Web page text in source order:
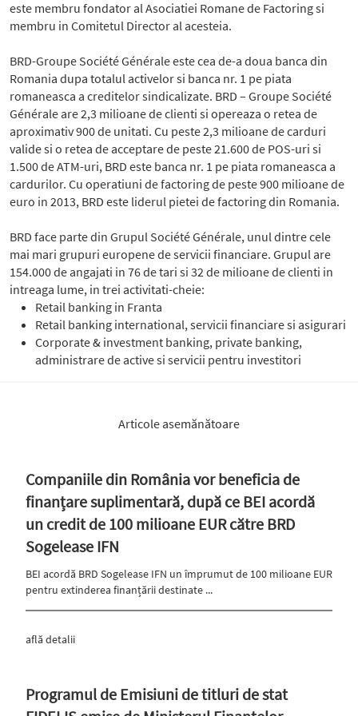
este membru fondator al Asociatiei Romane de Factoring si
membru in Comitetul Director al acesteia.
BRD-Groupe Société Générale este cea de-a doua banca din
Romania dupa totalul activelor si banca nr. 1 pe piata
romaneasca a creditelor sindicalizate. BRD – Groupe Société
Générale are 2,3 milioane de clienti si opereaza o retea de
aproximativ 900 de unitati. Cu peste 2,3 milioane de carduri
valide si o retea de acceptare de peste 21.600 de POS-uri si
1.500 de ATM-uri, BRD este banca nr. 1 pe piata romaneasca a
cardurilor. Cu operatiuni de factoring de peste 900 milioane de
euro in 2013, BRD este liderul pietei de factoring din Romania.
BRD face parte din Grupul Société Générale, unul dintre cele
mai mari grupuri europene de servicii financiare. Grupul are
154.000 de angajati in 76 de tari si 32 de milioane de clienti in
intreaga lume, in trei activitati-cheie:
Retail banking in Franta
Retail banking international, servicii financiare si asigurari
Corporate & investment banking, private banking,
administrare de active si servicii pentru investitori
Articole asemănătoare
Companiile din România vor beneficia de
finanțare suplimentară, după ce BEI acordă
un credit de 100 milioane EUR către BRD
Sogelease IFN
BEI acordă BRD Sogelease IFN un împrumut de 100 milioane EUR
pentru extinderea finanțării destinate ...
află detalii
Programul de Emisiuni de titluri de stat